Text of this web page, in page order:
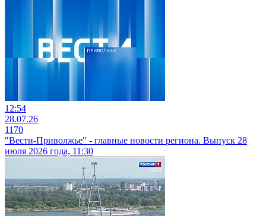
12:54
28.07.26
1170
"Вести-Приволжье" - главные новости региона. Выпуск 28
июля 2026 года, 11:30